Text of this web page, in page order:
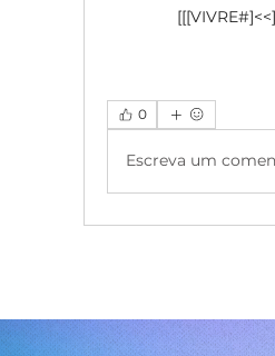
0
Escreva um